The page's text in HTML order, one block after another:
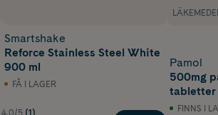
Smartshake
Reforce Stainless Steel White
900 ml
FÅ I LAGER
4.0/5 (1)
Pamol
500mg
tabletter
FINNS I